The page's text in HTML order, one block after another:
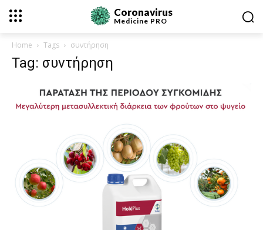
Coronavirus
Medicine PRO
Home Tags συντήρηση
Tag: συντήρηση